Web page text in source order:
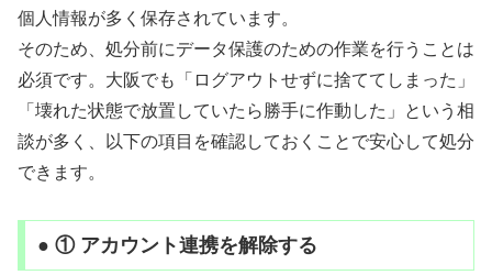
個人情報が多く保存されています。
そのため、処分前にデータ保護のための作業を行うことは
必須です。大阪でも「ログアウトせずに捨ててしまった」
「壊れた状態で放置していたら勝手に作動した」という相
談が多く、以下の項目を確認しておくことで安心して処分
できます。
● ① アカウント連携を解除する